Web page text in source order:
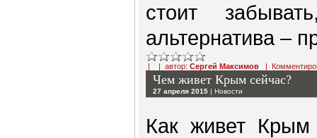
стоит
альтернатива –
| | автор: Сергей Максимов |
Чем живет Крым сейчас?
27 апреля 2015 | Новости
Как живет